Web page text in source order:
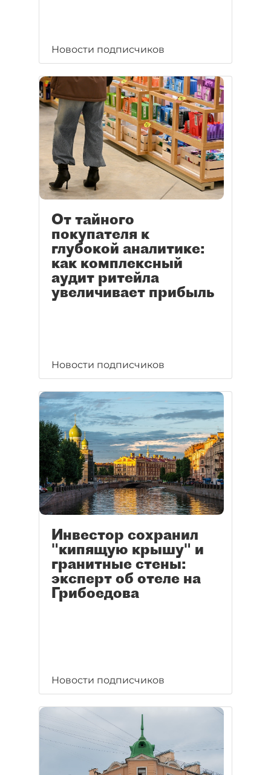
Новости подписчиков
От тайного
покупателя к
глубокой аналитике:
как комплексный
аудит ритейла
увеличивает прибыль
Новости подписчиков
Инвестор сохранил
"кипящую крышу" и
гранитные стены:
эксперт об отеле на
Грибоедова
Новости подписчиков